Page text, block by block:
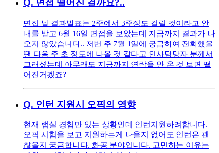
Q. 면접 떨어진 걸까요?..
면접 날 결과발표는 2주에서 3주정도 걸릴 것이라고 안
내를 받고 6월 16일 면접을 보았는데 지금까지 결과가 나
오지 않았습니다.. 저번 주 7월 1일에 궁금하여 전화했을
땐 다음 주 초 정도에 나올 것 같다고 인사담당자 분께서
그러셨는데 아무래도 지금까지 연락을 안 온 것 보면 떨
어진거겠죠?
Q. 인턴 지원시 오픽의 영향
현재 랩실 경험만 있는 상황인데 인턴지원하려합니다.
오픽 시험을 보고 지원하는게 나을지 없어도 인턴은 괜
찮을지 궁금합니다. 화공 분야입니다. 고민하는 이유는